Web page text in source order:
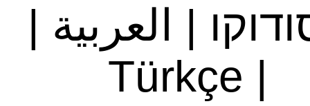
|
|
العربية
Türkçe |